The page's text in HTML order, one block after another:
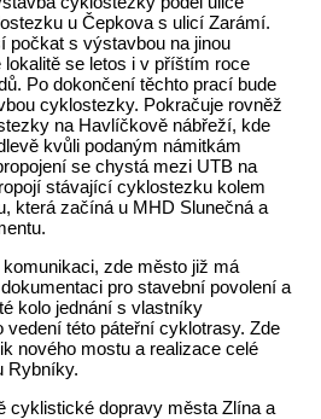
u Čepkova s ulicí Zarámí.
počkat s výstavbou na jinou
se letos i v příštím roce
Po dokončení těchto prací bude
cyklostezky. Pokračuje rovněž
na Havlíčkově nábřeží, kde
kvůli podaným námitkám
se chystá mezi UTB na
stávající cyklostezku kolem
která začíná u MHD Slunečná a
zde město již má
pro stavební povolení a
kolo jednání s vlastníky
vedení této páteřní cyklotrasy. Zde
nového mostu a realizace celé
Rybníky.
cyklistické dopravy města Zlína a